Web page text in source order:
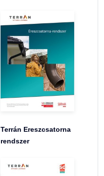
Terrán Ereszcsatorna
rendszer